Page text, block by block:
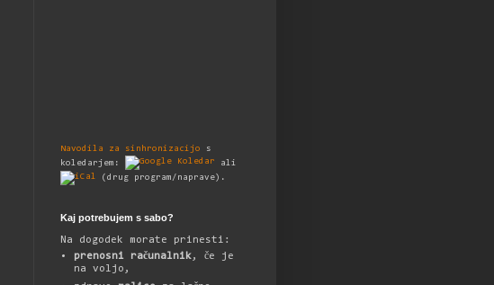
Navodila za sinhronizacijo s
koledarjem:
ali
(drug program/naprave).
Kaj potrebujem s sabo?
Na dogodek morate prinesti:
prenosni računalnik, če je
na voljo,